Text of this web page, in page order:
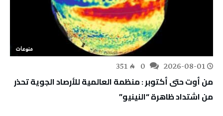
منوعات
2026-08-01
351
من أوت حتى أكتوبر : منظمة العالمية للأرصاد الجوية تحذر
من اشتداد ظاهرة “النينيو”